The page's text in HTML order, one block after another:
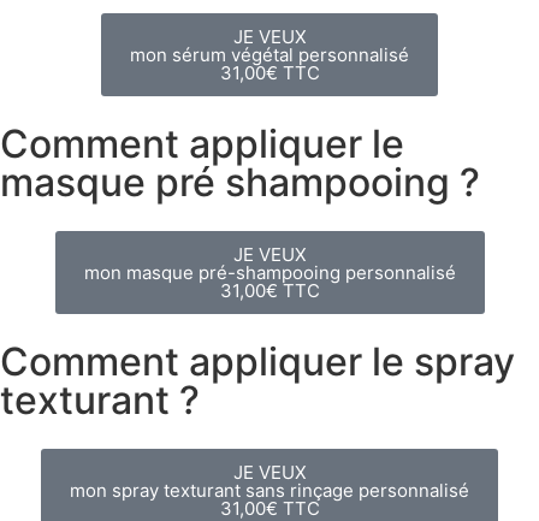
JE VEUX
mon sérum végétal personnalisé
31,00€ TTC
Comment appliquer le
masque pré shampooing ?
JE VEUX
mon masque pré-shampooing personnalisé
31,00€ TTC
Comment appliquer le spray
texturant ?
JE VEUX
mon spray texturant sans rinçage personnalisé
31,00€ TTC